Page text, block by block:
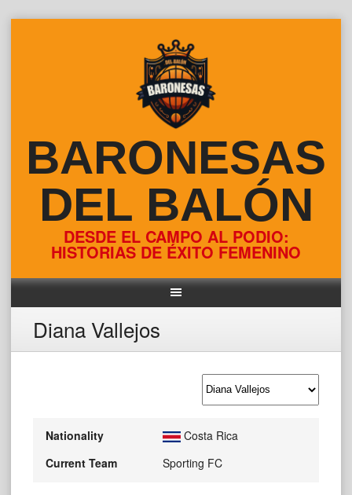
BARONESAS
DEL BALÓN
DESDE EL CAMPO AL PODIO:
HISTORIAS DE ÉXITO FEMENINO
Diana Vallejos
Nationality
Costa Rica
Current Team
Sporting FC